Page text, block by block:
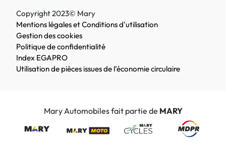
Copyright 2023© Mary
Mentions légales et Conditions d'utilisation
Gestion des cookies
Politique de confidentialité
Index EGAPRO
Utilisation de pièces issues de l’économie circulaire
Mary Automobiles fait partie de MARY